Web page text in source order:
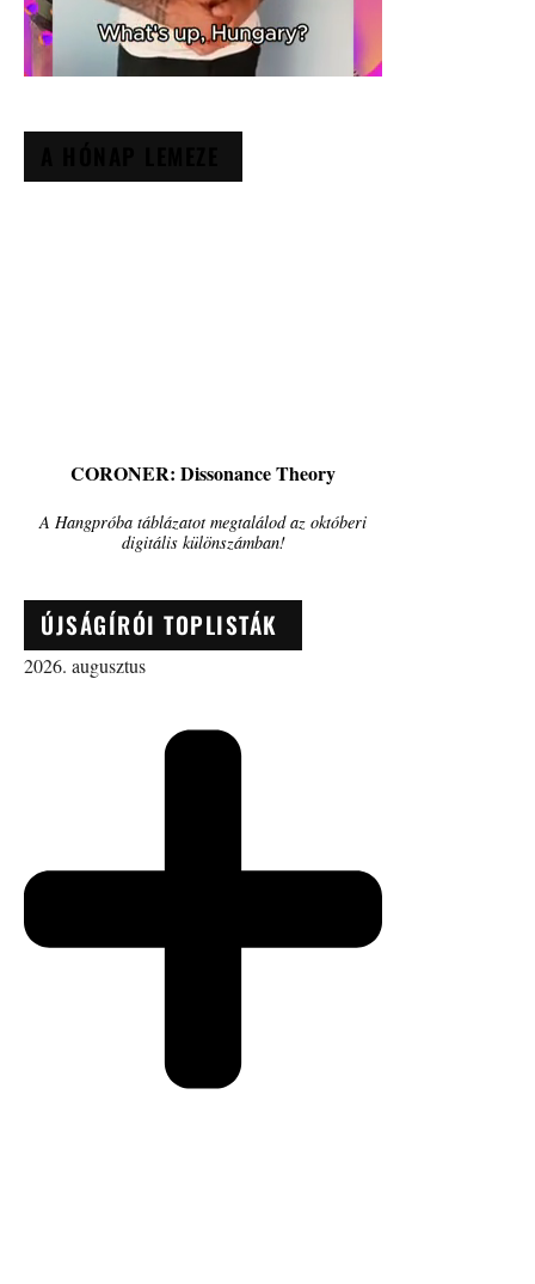
CORONER: Dissonance Theory
A Hangpróba táblázatot megtalálod az októberi
digitális különszámban!
ÚJSÁGÍRÓI TOPLISTÁK
2026. augusztus